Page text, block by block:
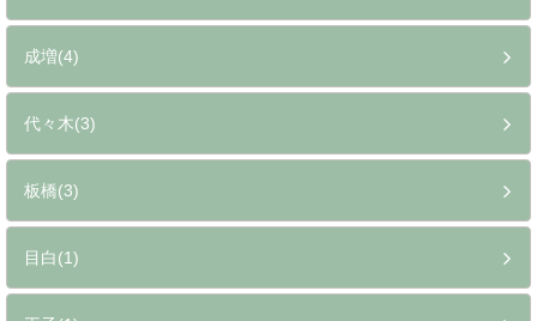
成増(4)
代々木(3)
板橋(3)
目白(1)